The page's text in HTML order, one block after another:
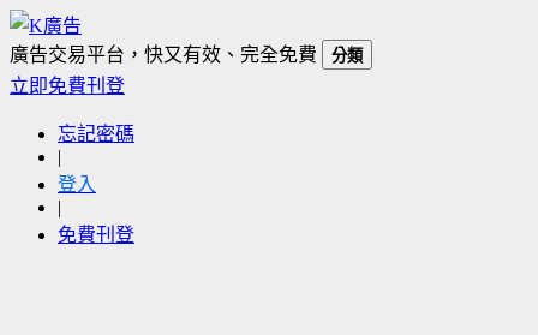
廣告交易平台，快又有效、完全免費 分類
立即免費刊登
忘記密碼
|
登入
|
免費刊登